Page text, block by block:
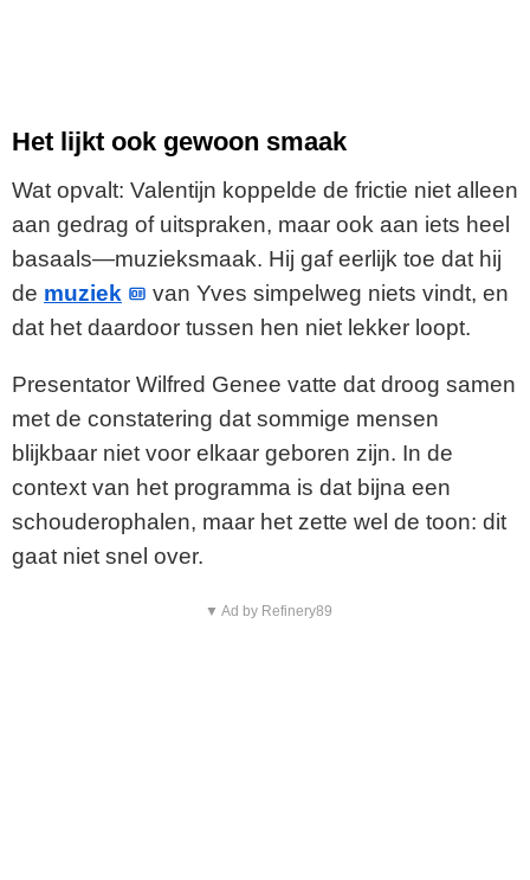
Het lijkt ook gewoon smaak
Wat opvalt: Valentijn koppelde de frictie niet alleen
aan gedrag of uitspraken, maar ook aan iets heel
basaals—muzieksmaak. Hij gaf eerlijk toe dat hij
de muziek
van Yves simpelweg niets vindt, en
dat het daardoor tussen hen niet lekker loopt.
Presentator Wilfred Genee vatte dat droog samen
met de constatering dat sommige mensen
blijkbaar niet voor elkaar geboren zijn. In de
context van het programma is dat bijna een
schouderophalen, maar het zette wel de toon: dit
gaat niet snel over.
▼ Ad by Refinery89